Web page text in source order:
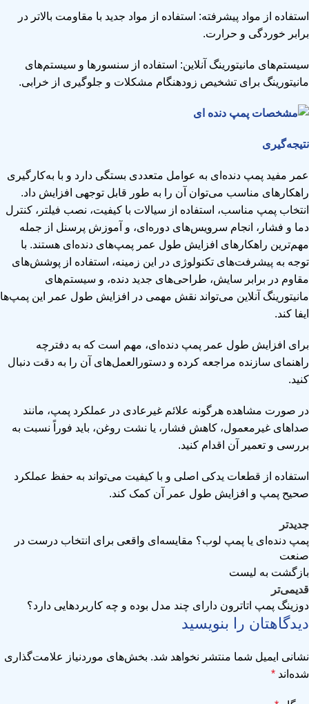
استفاده از مواد پیشرفته: استفاده از مواد جدید با مقاومت بالاتر در
برابر خوردگی و حرارت.
سیستم‌های مانیتورینگ آنلاین: استفاده از سنسورها و سیستم‌های
مانیتورینگ برای تشخیص زودهنگام مشکلات و جلوگیری از خرابی.
نتیجه‌گیری
عمر مفید پمپ دنده‌ای به عوامل متعددی بستگی دارد و با به‌کارگیری
راهکارهای مناسب می‌توان آن را به طور قابل توجهی افزایش داد.
انتخاب پمپ مناسب، استفاده از سیالات با کیفیت، نصب فیلتر، کنترل
دما و فشار، انجام سرویس‌های دوره‌ای، و آموزش پرسنل از جمله
مهم‌ترین راهکارهای افزایش طول عمر پمپ‌های دنده‌ای هستند. با
توجه به پیشرفت‌های تکنولوژی در این زمینه، استفاده از پوشش‌های
مقاوم در برابر سایش، طراحی‌های جدید دنده، و سیستم‌های
مانیتورینگ آنلاین می‌تواند نقش مهمی در افزایش طول عمر این پمپ‌ها
ایفا کند.
برای افزایش طول عمر پمپ دنده‌ای، مهم است که به دفترچه
راهنمای سازنده مراجعه کرده و دستورالعمل‌های آن را به دقت دنبال
کنید.
در صورت مشاهده هرگونه علائم غیرعادی در عملکرد پمپ، مانند
صداهای غیرمعمول، کاهش فشار، یا نشت روغن، باید فوراً نسبت به
بررسی و تعمیر آن اقدام کنید.
استفاده از قطعات یدکی اصلی و با کیفیت می‌تواند به حفظ عملکرد
صحیح پمپ و افزایش طول عمر آن کمک کند.
جدیدتر
پمپ دنده‌ای یا پمپ لوب؟ مقایسه‌ای واقعی برای انتخاب درست در
صنعت
بازگشت به لیست
قدیمی‌تر
دوزینگ پمپ اتاترون دارای چند مدل بوده و چه کاربردهایی دارد؟
دیدگاهتان را بنویسید
نشانی ایمیل شما منتشر نخواهد شد. بخش‌های موردنیاز علامت‌گذاری
شده‌اند *